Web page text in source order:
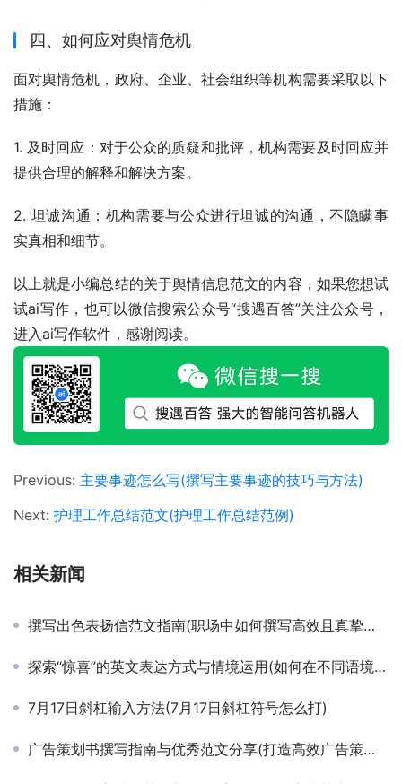
四、如何应对舆情危机
面对舆情危机，政府、企业、社会组织等机构需要采取以下
措施：
1. 及时回应：对于公众的质疑和批评，机构需要及时回应并
提供合理的解释和解决方案。
2. 坦诚沟通：机构需要与公众进行坦诚的沟通，不隐瞒事
实真相和细节。
以上就是小编总结的关于舆情信息范文的内容，如果您想试
试ai写作，也可以微信搜索公众号“搜遇百答”关注公众号，
进入ai写作软件，感谢阅读。
Previous: 主要事迹怎么写(撰写主要事迹的技巧与方法)
Next: 护理工作总结范文(护理工作总结范例)
相关新闻
撰写出色表扬信范文指南(职场中如何撰写高效且真挚的表扬信模板)
探索“惊喜”的英文表达方式与情境运用(如何在不同语境中巧妙使用英文表达惊喜之情)
7月17日斜杠输入方法(7月17日斜杠符号怎么打)
广告策划书撰写指南与优秀范文分享(打造高效广告策划方案：从撰写到执行的实战范例)